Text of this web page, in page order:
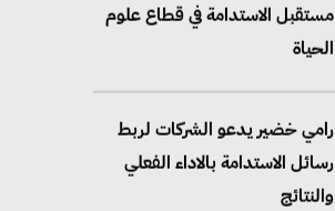
مستقبل الاستدامة في قطاع علوم
الحياة
رامي خضير يدعو الشركات لربط
رسائل الاستدامة بالاداء الفعلي
والنتائج